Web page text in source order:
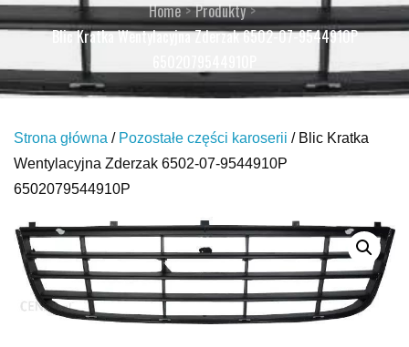
Home
Produkty
Blic Kratka Wentylacyjna Zderzak 6502-07-9544910P
Strona główna / Pozostałe części karoserii / Blic Kratka
Wentylacyjna Zderzak 6502-07-9544910P
6502079544910P